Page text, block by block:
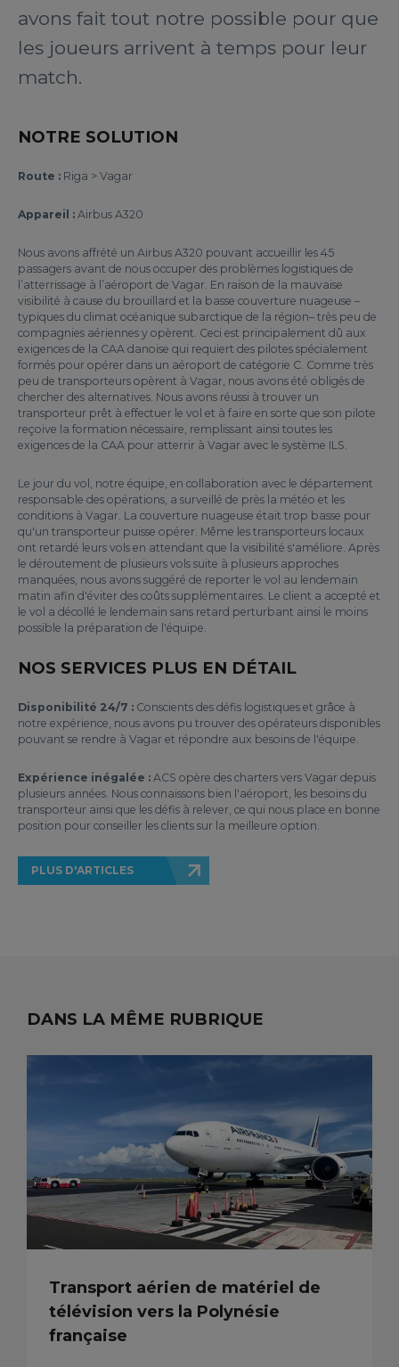
avons fait tout notre possible pour que
les joueurs arrivent à temps pour leur
match.
NOTRE SOLUTION
Route : Riga > Vagar
Appareil : Airbus A320
Nous avons affrété un Airbus A320 pouvant accueillir les 45
passagers avant de nous occuper des problèmes logistiques de
l’atterrissage à l’aéroport de Vagar. En raison de la mauvaise
visibilité à cause du brouillard et la basse couverture nuageuse ­–
typiques du climat océanique subarctique de la région– très peu de
compagnies aériennes y opèrent. Ceci est principalement dû aux
exigences de la CAA danoise qui requiert des pilotes spécialement
formés pour opérer dans un aéroport de catégorie C. Comme très
peu de transporteurs opèrent à Vagar, nous avons été obligés de
chercher des alternatives. Nous avons réussi à trouver un
transporteur prêt à effectuer le vol et à faire en sorte que son pilote
reçoive la formation nécessaire, remplissant ainsi toutes les
exigences de la CAA pour atterrir à Vagar avec le système ILS.
Le jour du vol, notre équipe, en collaboration avec le département
responsable des opérations, a surveillé de près la météo et les
conditions à Vagar. La couverture nuageuse était trop basse pour
qu'un transporteur puisse opérer. Même les transporteurs locaux
ont retardé leurs vols en attendant que la visibilité s'améliore. Après
le déroutement de plusieurs vols suite à plusieurs approches
manquées, nous avons suggéré de reporter le vol au lendemain
matin afin d'éviter des coûts supplémentaires. Le client a accepté et
le vol a décollé le lendemain sans retard perturbant ainsi le moins
possible la préparation de l'équipe.
NOS SERVICES PLUS EN DÉTAIL
Disponibilité 24/7 : Conscients des défis logistiques et grâce à
notre expérience, nous avons pu trouver des opérateurs disponibles
pouvant se rendre à Vagar et répondre aux besoins de l'équipe.
Expérience inégalée : ACS opère des charters vers Vagar depuis
plusieurs années. Nous connaissons bien l'aéroport, les besoins du
transporteur ainsi que les défis à relever, ce qui nous place en bonne
position pour conseiller les clients sur la meilleure option.
PLUS D'ARTICLES
DANS LA MÊME RUBRIQUE
Transport aérien de matériel de
télévision vers la Polynésie
française